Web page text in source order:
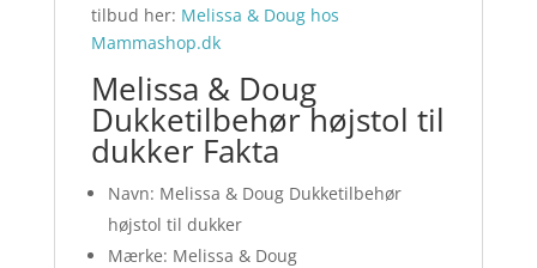
tilbud her: Melissa & Doug hos
Mammashop.dk
Melissa & Doug
Dukketilbehør højstol til
dukker Fakta
Navn: Melissa & Doug Dukketilbehør
højstol til dukker
Mærke: Melissa & Doug